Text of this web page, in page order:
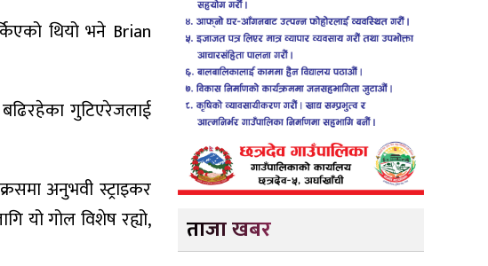
थियो भने Brian
गुटिएरेजलाई
अनुभवी स्ट्राइकर
यो गोल विशेष रह्यो,
ताजा खबर